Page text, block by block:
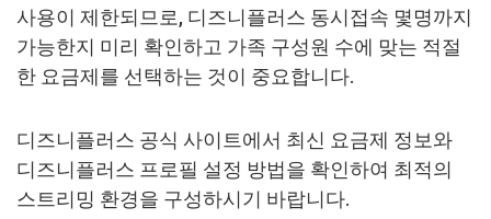
사용이 제한되므로, 디즈니플러스 동시접속 몇명까지
가능한지 미리 확인하고 가족 구성원 수에 맞는 적절
한 요금제를 선택하는 것이 중요합니다.
디즈니플러스 공식 사이트에서 최신 요금제 정보와
디즈니플러스 프로필 설정 방법을 확인하여 최적의
스트리밍 환경을 구성하시기 바랍니다.